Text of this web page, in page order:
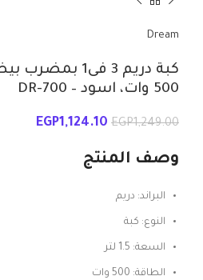
Dream
500 وات، اسود – DR-700
EGP1,249.00
EGP1,124.10
وصف المنتج
البراند: دريم
النوع: كبة
السعة: 1.5 لتر
الطاقة: 500 وات